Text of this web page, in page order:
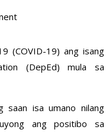
(COVID-19) ang isang
(DepEd) mula sa
saan isa umano nilang
ang positibo sa